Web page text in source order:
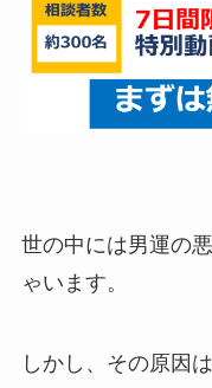
世の中には男運の
ゃいます。
しかし、その原因